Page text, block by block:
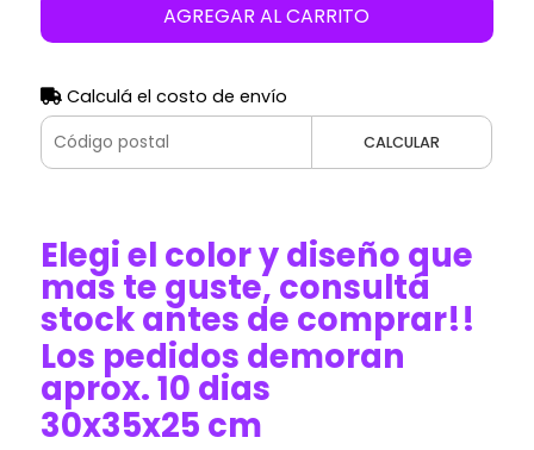
AGREGAR AL CARRITO
Calculá el costo de envío
CALCULAR
Elegi el color y diseño que
mas te guste, consultá
stock antes de comprar!!
Los pedidos demoran
aprox. 10 dias
30x35x25 cm